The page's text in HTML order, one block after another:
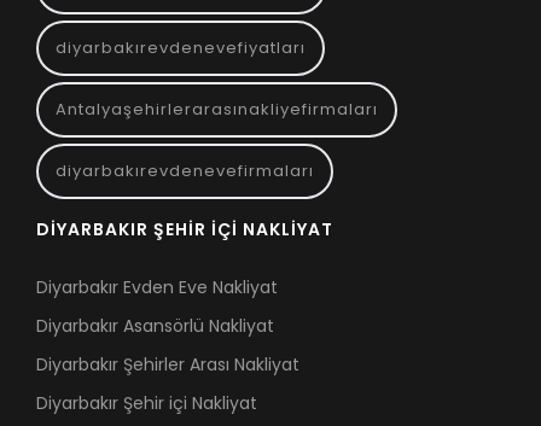
diyarbakırevdenevefiyatları
Antalyaşehirlerarasınakliyefirmaları
diyarbakırevdenevefirmaları
DIYARBAKIR ŞEHIR İÇI NAKLIYAT
Diyarbakır Evden Eve Nakliyat
Diyarbakır Asansörlü Nakliyat
Diyarbakır Şehirler Arası Nakliyat
Diyarbakır Şehir içi Nakliyat